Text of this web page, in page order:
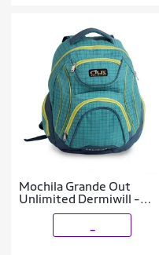
Mochila Grande Out
Unlimited Dermiwill -
51578